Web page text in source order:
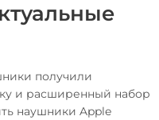
получили
и расширенный набор
наушники Apple